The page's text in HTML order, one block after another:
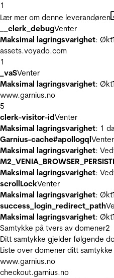
1
Lær mer om denne leverandøren
__clerk_debugVenter
Maksimal lagringsvarighet: Økt
assets.voyado.com
1
_vaSVenter
Maksimal lagringsvarighet: Økt
www.garnius.no
5
clerk-visitor-idVenter
Maksimal lagringsvarighet: 1
Garnius-cache#apollogqlVenter
Maksimal lagringsvarighet:
Maksimal lagringsvarighet:
scrollLockVenter
Maksimal lagringsvarighet: Økt
success_login_redirect_path
Maksimal lagringsvarighet: Økt
Samtykke på tvers av domener2
Ditt samtykke gjelder følgende
Liste over domener ditt
www.garnius.no
checkout.garnius.no